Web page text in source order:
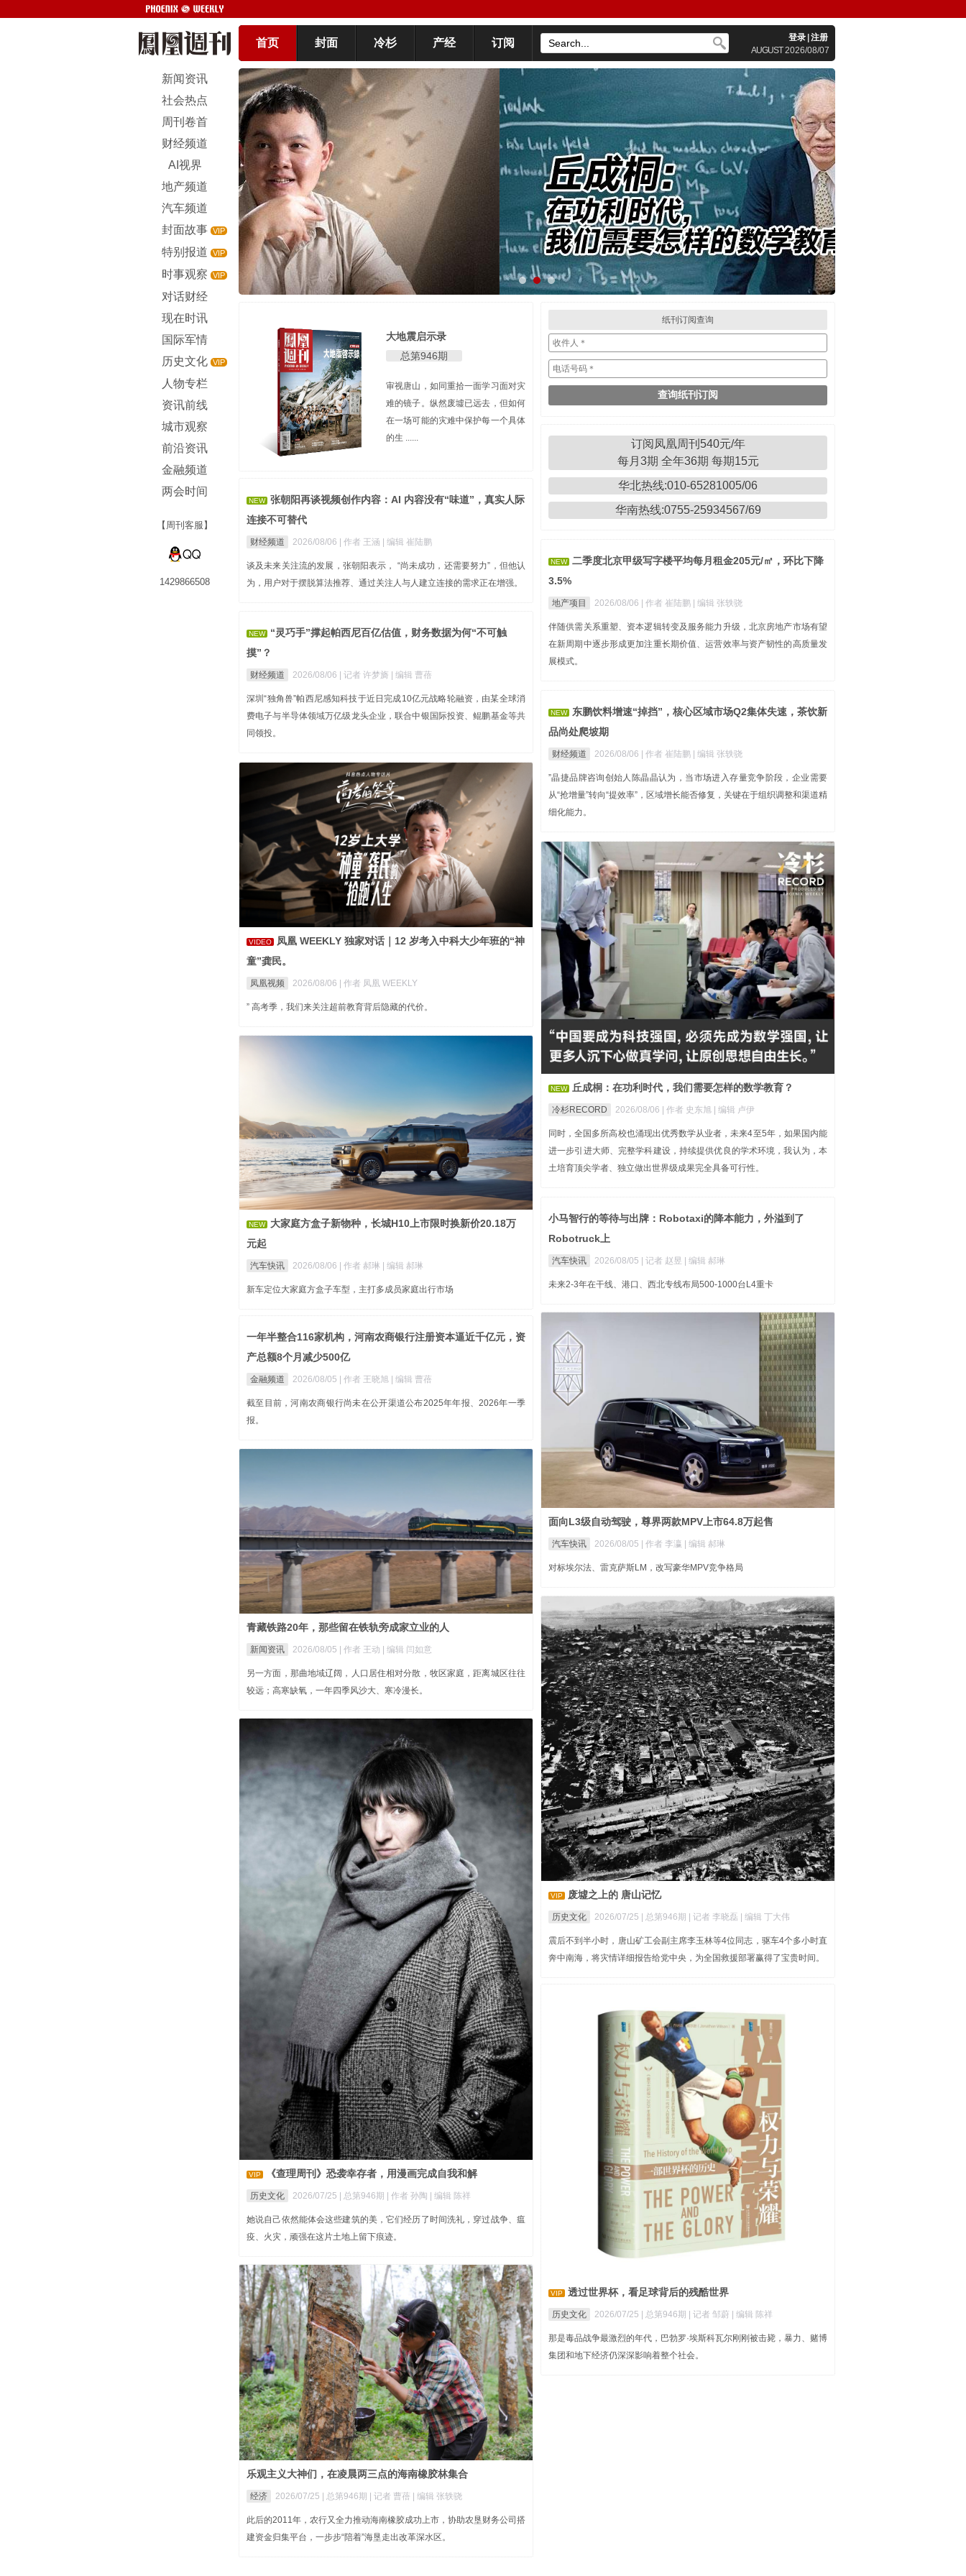
首页 封面 冷杉 产经 订阅 登录 注册
AUGUST2026/08/07
新闻资讯
社会热点
周刊卷首
财经频道
AI视界
地产频道
汽车频道
封面故事 VIP
特别报道 VIP
时事观察 VIP
对话财经
现在时讯
国际军情
历史文化 VIP
人物专栏
资讯前线
城市观察
前沿资讯
金融频道
两会时间
【周刊客服】
1429866508
大地震启示录
总第946期
审视唐山，如同重拾一面学习面对灾
难的镜子。纵然废墟已远去，但如何
在一场可能的灾难中保护每一个具体
的生 ......
纸刊订阅查询
订阅凤凰周刊540元/年
每月3期 全年36期 每期15元
华北热线:010-65281005/06
华南热线:0755-25934567/69
NEW
张朝阳再谈视频创作内容：AI 内容没有“味道”，真实人际
连接不可替代
财经频道 2026/08/06 | 作者 王涵 | 编辑 崔陆鹏
谈及未来关注流的发展，张朝阳表示， “尚未成功，还需要努力”，但他认
为，用户对于摆脱算法推荐、通过关注人与人建立连接的需求正在增强。
NEW
二季度北京甲级写字楼平均每月租金205元/㎡，环比下降
3.5%
地产项目 2026/08/06 | 作者 崔陆鹏 | 编辑 张轶骁
伴随供需关系重塑、资本逻辑转变及服务能力升级，北京房地产市场有望
在新周期中逐步形成更加注重长期价值、运营效率与资产韧性的高质量发
展模式。
NEW
“灵巧手”撑起帕西尼百亿估值，财务数据为何“不可触
摸”？
财经频道 2026/08/06 | 记者 许梦旖 | 编辑 曹蓓
深圳“独角兽”帕西尼感知科技于近日完成10亿元战略轮融资，由某全球消
费电子与半导体领域万亿级龙头企业，联合中银国际投资、鲲鹏基金等共
同领投。
NEW
东鹏饮料增速“掉挡”，核心区域市场Q2集体失速，茶饮新
品尚处爬坡期
财经频道 2026/08/06 | 作者 崔陆鹏 | 编辑 张轶骁
”晶捷品牌咨询创始人陈晶晶认为，当市场进入存量竞争阶段，企业需要
从“抢增量”转向“提效率”，区域增长能否修复，关键在于组织调整和渠道精
细化能力。
VIDEO
凤凰 WEEKLY 独家对话｜12 岁考入中科大少年班的“神
童”龚民。
凤凰视频 2026/08/06 | 作者 凤凰 WEEKLY
” 高考季，我们来关注超前教育背后隐藏的代价。
NEW 丘成桐：在功利时代，我们需要怎样的数学教育？
冷杉RECORD 2026/08/06 | 作者 史东旭 | 编辑 卢伊
同时，全国多所高校也涌现出优秀数学从业者，未来4至5年，如果国内能
进一步引进大师、完整学科建设，持续提供优良的学术环境，我认为，本
土培育顶尖学者、独立做出世界级成果完全具备可行性。
NEW
大家庭方盒子新物种，长城H10上市限时换新价20.18万
元起
汽车快讯 2026/08/06 | 作者 郝琳 | 编辑 郝琳
新车定位大家庭方盒子车型，主打多成员家庭出行市场
小马智行的等待与出牌：Robotaxi的降本能力，外溢到了
Robotruck上
汽车快讯 2026/08/05 | 记者 赵昱 | 编辑 郝琳
未来2-3年在干线、港口、西北专线布局500-1000台L4重卡
面向L3级自动驾驶，尊界两款MPV上市64.8万起售
汽车快讯 2026/08/05 | 作者 李瀛 | 编辑 郝琳
对标埃尔法、雷克萨斯LM，改写豪华MPV竞争格局
一年半整合116家机构，河南农商银行注册资本逼近千亿元，资
产总额8个月减少500亿
金融频道 2026/08/05 | 作者 王晓旭 | 编辑 曹蓓
截至目前，河南农商银行尚未在公开渠道公布2025年年报、2026年一季
报。
青藏铁路20年，那些留在铁轨旁成家立业的人
新闻资讯 2026/08/05 | 作者 王动 | 编辑 闫如意
另一方面，那曲地域辽阔，人口居住相对分散，牧区家庭，距离城区往往
较远；高寒缺氧，一年四季风沙大、寒冷漫长。
VIP 废墟之上的 唐山记忆
历史文化 2026/07/25 | 总第946期 | 记者 李晓磊 | 编辑 丁大伟
震后不到半小时，唐山矿工会副主席李玉林等4位同志，驱车4个多小时直
奔中南海，将灾情详细报告给党中央，为全国救援部署赢得了宝贵时间。
VIP 《查理周刊》恐袭幸存者，用漫画完成自我和解
历史文化 2026/07/25 | 总第946期 | 作者 孙陶 | 编辑 陈祥
她说自己依然能体会这些建筑的美，它们经历了时间洗礼，穿过战争、瘟
疫、火灾，顽强在这片土地上留下痕迹。
VIP 透过世界杯，看足球背后的残酷世界
历史文化 2026/07/25 | 总第946期 | 记者 邹蔚 | 编辑 陈祥
那是毒品战争最激烈的年代，巴勃罗·埃斯科瓦尔刚刚被击毙，暴力、赌博
集团和地下经济仍深深影响着整个社会。
乐观主义大神们，在凌晨两三点的海南橡胶林集合
经济 2026/07/25 | 总第946期 | 记者 曹蓓 | 编辑 张轶骁
此后的2011年，农行又全力推动海南橡胶成功上市，协助农垦财务公司搭
建资金归集平台，一步步“陪着”海垦走出改革深水区。